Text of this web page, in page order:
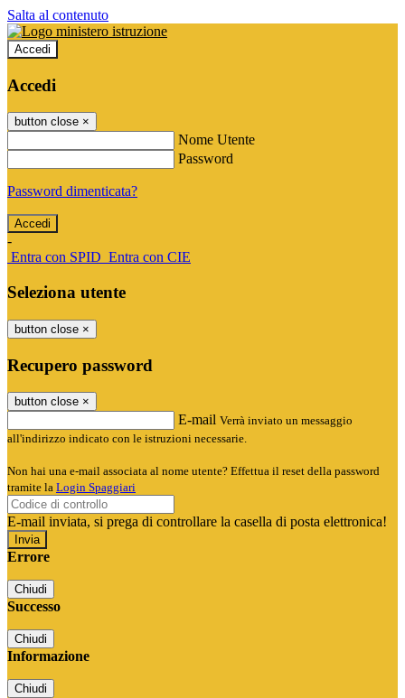
Salta al contenuto
Accedi
Accedi
button close ×
Nome Utente
Password
Password dimenticata?
-
Entra con SPID Entra con CIE
Seleziona utente
button close ×
Recupero password
button close ×
E-mail Verrà inviato un messaggio
all'indirizzo indicato con le istruzioni necessarie.
Non hai una e-mail associata al nome utente? Effettua il reset della password
tramite la Login Spaggiari
E-mail inviata, si prega di controllare la casella di posta elettronica!
Errore
Chiudi
Successo
Chiudi
Informazione
Chiudi